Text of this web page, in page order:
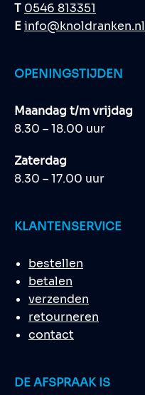
T 0546 813351
Einfo@knoldranken.nl
OPENINGSTIJDEN
Maandag t/m vrijdag
8.30 – 18.00 uur
Zaterdag
8.30 – 17.00 uur
KLANTENSERVICE
bestellen
betalen
verzenden
retourneren
contact
DE AFSPRAAK IS